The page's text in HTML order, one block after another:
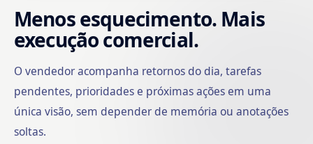
Menos esquecimento. Mais
execução comercial.
O vendedor acompanha retornos do dia, tarefas
pendentes, prioridades e próximas ações em uma
única visão, sem depender de memória ou anotações
soltas.